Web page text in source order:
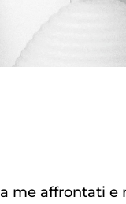
me affrontati